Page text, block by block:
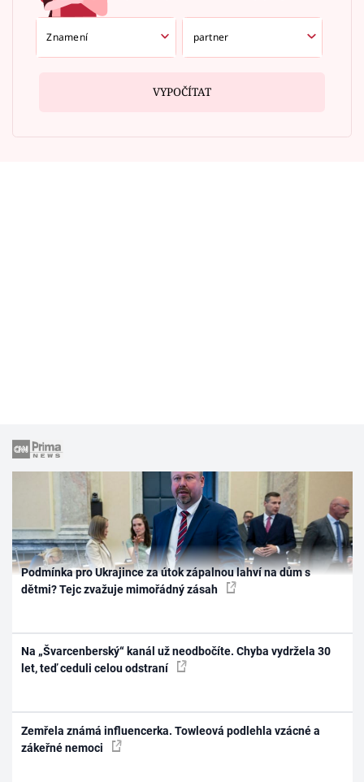
VYPOČÍTAT
Podmínka pro Ukrajince za útok zápalnou lahví na dům s
dětmi? Tejc zvažuje mimořádný zásah
Na „Švarcenberský“ kanál už neodbočíte. Chyba vydržela 30
let, teď ceduli celou odstraní
Zemřela známá influencerka. Towleová podlehla vzácné a
zákeřné nemoci